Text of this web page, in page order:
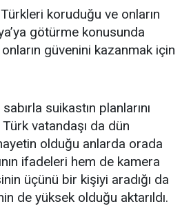
koruduğu ve onların
götürme konusunda
güvenini kazanmak için
suikastın planlarını
vatandaşı da dün
olduğu anlarda orada
ifadeleri hem de kamera
üçünü bir kişiyi aradığı da
de yüksek olduğu aktarıldı.